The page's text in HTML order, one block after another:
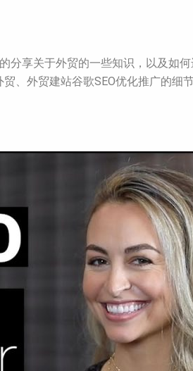
享关于外贸的一些知识，以及如
、外贸建站谷歌SEO优化推广的细